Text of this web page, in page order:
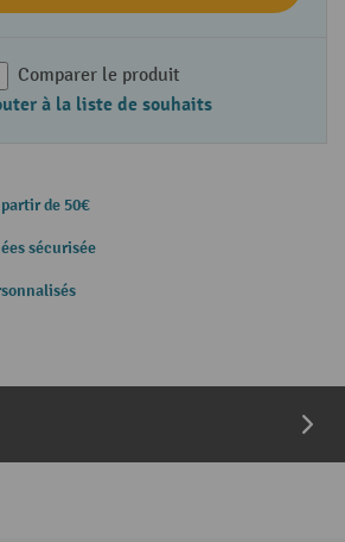
Comparer le produit
à la liste de souhaits
de 50€
sécurisée